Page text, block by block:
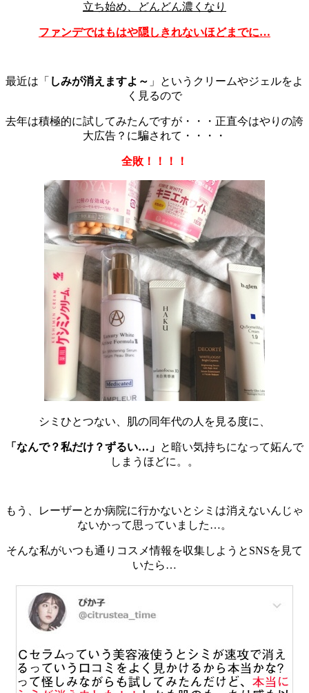
立ち始め、どんどん濃くなり
ファンデではもはや隠しきれないほどまでに…
最近は「 しみが消えますよ～ 」というクリームやジェルをよ
く見るので
去年は積極的に試してみたんですが・・・正直今はやりの誇
大広告？に騙されて・・・・
全敗！！！！
シミひとつない、肌の同年代の人を見る度に、
「なんで？私だけ？ずるい…」 と暗い気持ちになって妬んで
しまうほどに。。
もう、レーザーとか病院に行かないとシミは消えないんじゃ
ないかって思っていました…。
そんな私がいつも通りコスメ情報を収集しようとSNSを見て
いたら…